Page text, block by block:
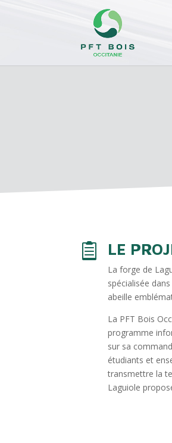
 LE
La forge de
spécialisée
abeille
La PFT Bois
programme
sur sa
étudiants et
transmettre la
Laguiole